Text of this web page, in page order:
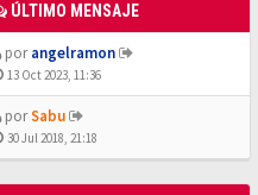
ÚLTIMO MENSAJE
porangelramon
13 Oct 2023, 11:36
porSabu
30 Jul 2018, 21:18